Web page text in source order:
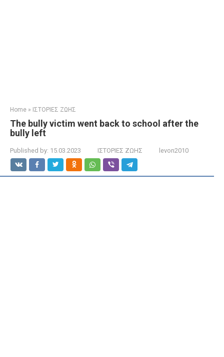
Home » ΙΣΤΟΡΙΕΣ ΖΩΗΣ
The bully victim went back to school after the
bully left
Published by: 15.03.2023 ΙΣΤΟΡΙΕΣ ΖΩΗΣ levon2010